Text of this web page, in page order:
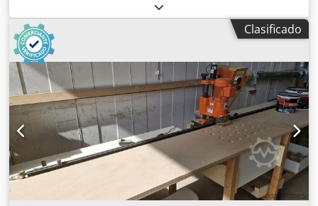
rodillos motorizado, marca Blum, con curva de 180 grados
– usado. Precio en el lugar de origen (neto): solo 8.500 €,
desmontado, embalado y listo para ser cargado.
Fabricante: Blum Año de fabricación: 2011 Tipo:
Transportador de rodillos con motor Diámetro de los
rodillos: aproximadamente 5 cm Distancia entre rodillos:
aproximadamente 5 cm Longitud de los rodillos:
aproximadamente 59 cm Djdpfx Aozpf N Hophock Ancho
del elemento: aproximadamente 61 cm Aproximadamente
50 – 60 m (la longitud exacta debe medirse) 1 curva de
transportador de rodillos de 180 grados Venta incluye
soportes, etc. Altura actual: aproximadamente 80 cm 230 V
/ 400 V Estado: bueno Disponibilidad: inmediata Ubicación:
zona de Erfurt
Clasificado